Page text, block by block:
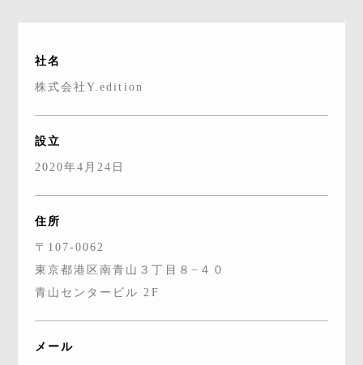
社名
株式会社Y.edition
設立
2020年4月24日
住所
〒107-0062
東京都港区南青山３丁目８−４０
青山センタービル 2F
メール